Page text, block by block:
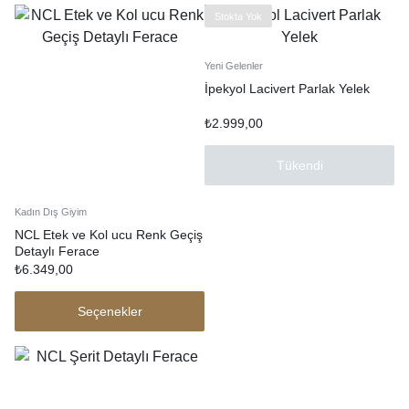
Kadın Dış Giyim
NCL Etek ve Kol ucu Renk Geçiş
Detaylı Ferace
₺6.349,00
Seçenekler
Stokta Yok
Yeni Gelenler
İpekyol Lacivert Parlak Yelek
₺2.999,00
Tükendi